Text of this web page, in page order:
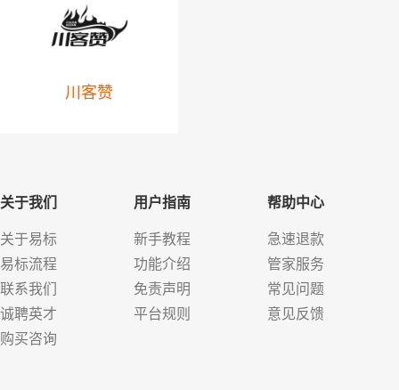
川客赞
关于我们
关于易标
易标流程
联系我们
诚聘英才
购买咨询
用户指南
新手教程
功能介绍
免责声明
平台规则
帮助中心
急速退款
管家服务
常见问题
意见反馈